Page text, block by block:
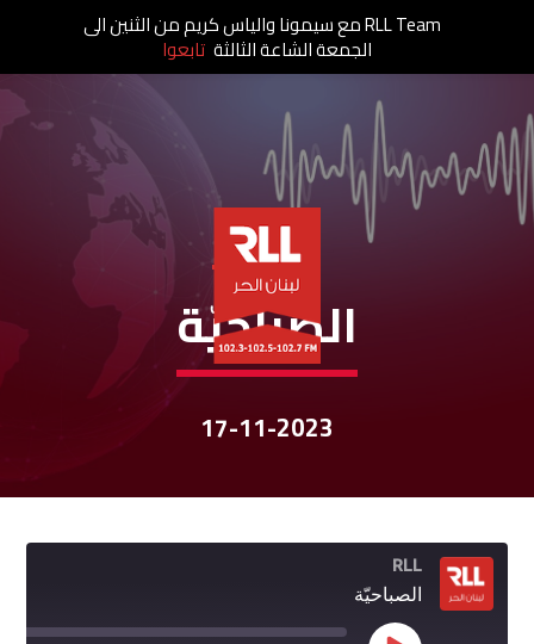
نشرات الأخبار
الصباحيّة
17-11-2023
RLL
الصباحيّة
RLL Team مع سيمونا والياس كريم من الثنين الى
الجمعة الشاعة الثالثة تابعوا